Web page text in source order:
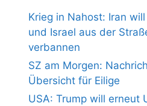
Krieg in Nahost: Iran
und Israel aus der
verbannen
SZ am Morgen:
Übersicht für Eilige
USA: Trump will erneut